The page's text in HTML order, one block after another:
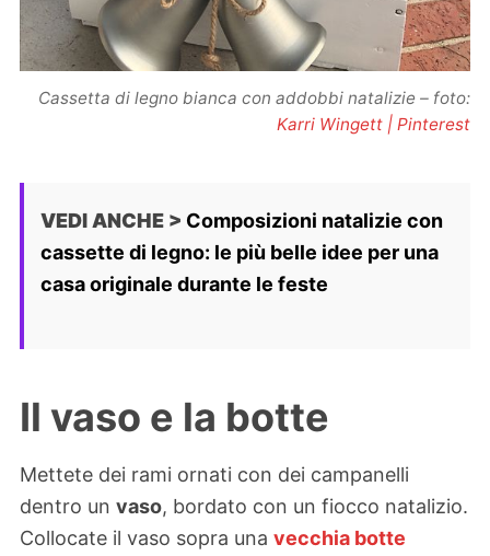
Cassetta di legno bianca con addobbi natalizie – foto:
Karri Wingett | Pinterest
VEDI ANCHE > Composizioni natalizie con
cassette di legno: le più belle idee per una
casa originale durante le feste
Il vaso e la botte
Mettete dei rami ornati con dei campanelli
dentro un vaso, bordato con un fiocco natalizio.
Collocate il vaso sopra una vecchia botte